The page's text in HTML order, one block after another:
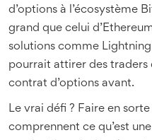
d’options à l’écosystème
grand que celui
solutions comme
pourrait attirer des traders
contrat d’options avant.
Le vrai défi ? Faire en
comprennent ce qu’est